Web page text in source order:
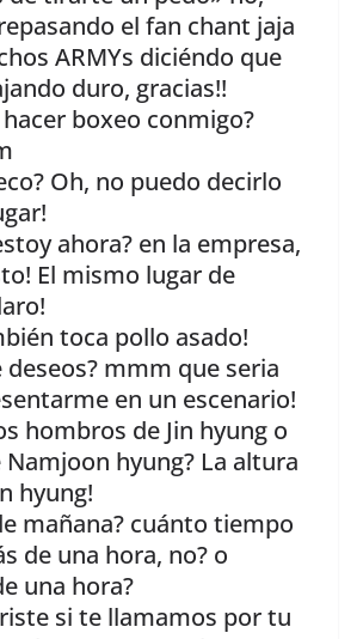
el fan chant jaja
ARMYs diciéndo que
duro, gracias!!
boxeo conmigo?
Oh, no puedo decirlo
ahora? en la empresa,
El mismo lugar de
toca pollo asado!
deseos? mmm que seria
en un escenario!
hombros de Jin hyung o
hyung? La altura
hyung!
mañana? cuánto tiempo
de una hora, no? o
una hora?
si te llamamos por tu